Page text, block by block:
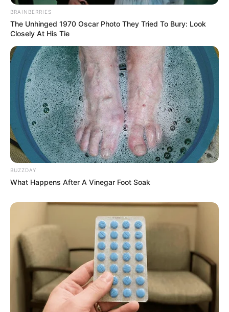
2500 Jahre altes keltisches Dorf rekonstruiert, in
dem das Leben dieser einstigen Bewohner unserer
Heimat anschaulich dargestellt wird. Informationen
unterwww.keltendorf-suenna.de
Die beliebtesten Museen in Deutschland:
BRAINBERRIES
The Unhinged 1970 Oscar Photo They Tried To Bury: Look
Closely At His Tie
BUZZDAY
What Happens After A Vinegar Foot Soak